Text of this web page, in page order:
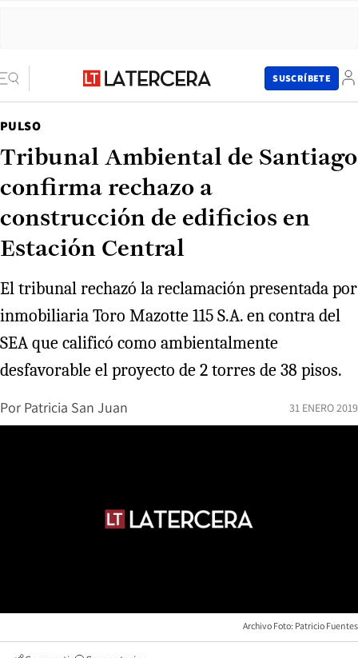
SUSCRÍBETE
PULSO
Tribunal Ambiental de Santiago
confirma rechazo a
construcción de edificios en
Estación Central
El tribunal rechazó la reclamación presentada por
inmobiliaria Toro Mazotte 115 S.A. en contra del
SEA que calificó como ambientalmente
desfavorable el proyecto de 2 torres de 38 pisos.
Por Patricia San Juan 31 ENERO 2019
Archivo Foto: Patricio Fuentes